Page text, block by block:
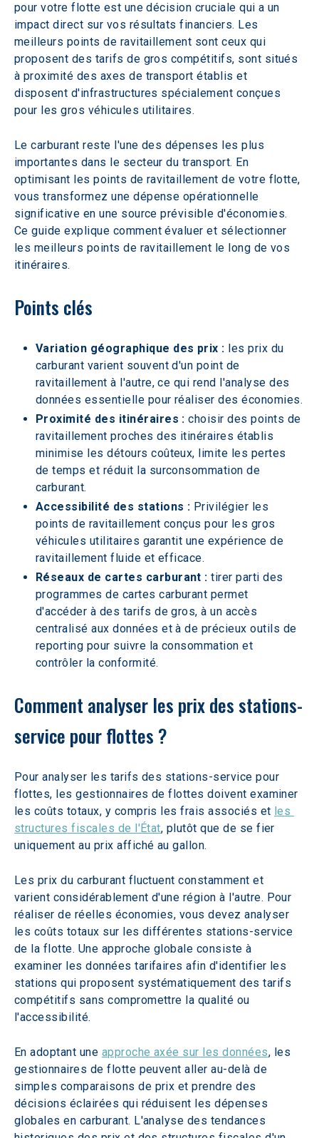
pour votre flotte est une décision cruciale qui a un
impact direct sur vos résultats financiers. Les
meilleurs points de ravitaillement sont ceux qui
proposent des tarifs de gros compétitifs, sont situés
à proximité des axes de transport établis et
disposent d'infrastructures spécialement conçues
pour les gros véhicules utilitaires.
Le carburant reste l'une des dépenses les plus
importantes dans le secteur du transport. En
optimisant les points de ravitaillement de votre flotte,
vous transformez une dépense opérationnelle
significative en une source prévisible d'économies.
Ce guide explique comment évaluer et sélectionner
les meilleurs points de ravitaillement le long de vos
itinéraires.
Points clés
Variation géographique des prix : les prix du
carburant varient souvent d'un point de
ravitaillement à l'autre, ce qui rend l'analyse des
données essentielle pour réaliser des économies.
Proximité des itinéraires : choisir des points de
ravitaillement proches des itinéraires établis
minimise les détours coûteux, limite les pertes
de temps et réduit la surconsommation de
carburant.
Accessibilité des stations : Privilégier les
points de ravitaillement conçus pour les gros
véhicules utilitaires garantit une expérience de
ravitaillement fluide et efficace.
Réseaux de cartes carburant : tirer parti des
programmes de cartes carburant permet
d'accéder à des tarifs de gros, à un accès
centralisé aux données et à de précieux outils de
reporting pour suivre la consommation et
contrôler la conformité.
Comment analyser les prix des stations-
service pour flottes ?
Pour analyser les tarifs des stations-service pour
flottes, les gestionnaires de flottes doivent examiner
les coûts totaux, y compris les frais associés et les
structures fiscales de l'État, plutôt que de se fier
uniquement au prix affiché au gallon.
Les prix du carburant fluctuent constamment et
varient considérablement d'une région à l'autre. Pour
réaliser de réelles économies, vous devez analyser
les coûts totaux sur les différentes stations-service
de la flotte. Une approche globale consiste à
examiner les données tarifaires afin d'identifier les
stations qui proposent systématiquement des tarifs
compétitifs sans compromettre la qualité ou
l'accessibilité.
En adoptant une approche axée sur les données, les
gestionnaires de flotte peuvent aller au-delà de
simples comparaisons de prix et prendre des
décisions éclairées qui réduisent les dépenses
globales en carburant. L'analyse des tendances